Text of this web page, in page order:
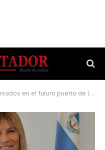
en el futuro puerto de Ituzaingó